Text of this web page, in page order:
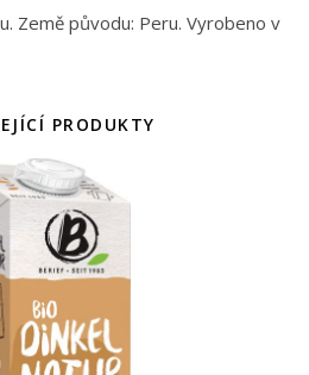
Země původu: Peru. Vyrobeno v
PRODUKTY